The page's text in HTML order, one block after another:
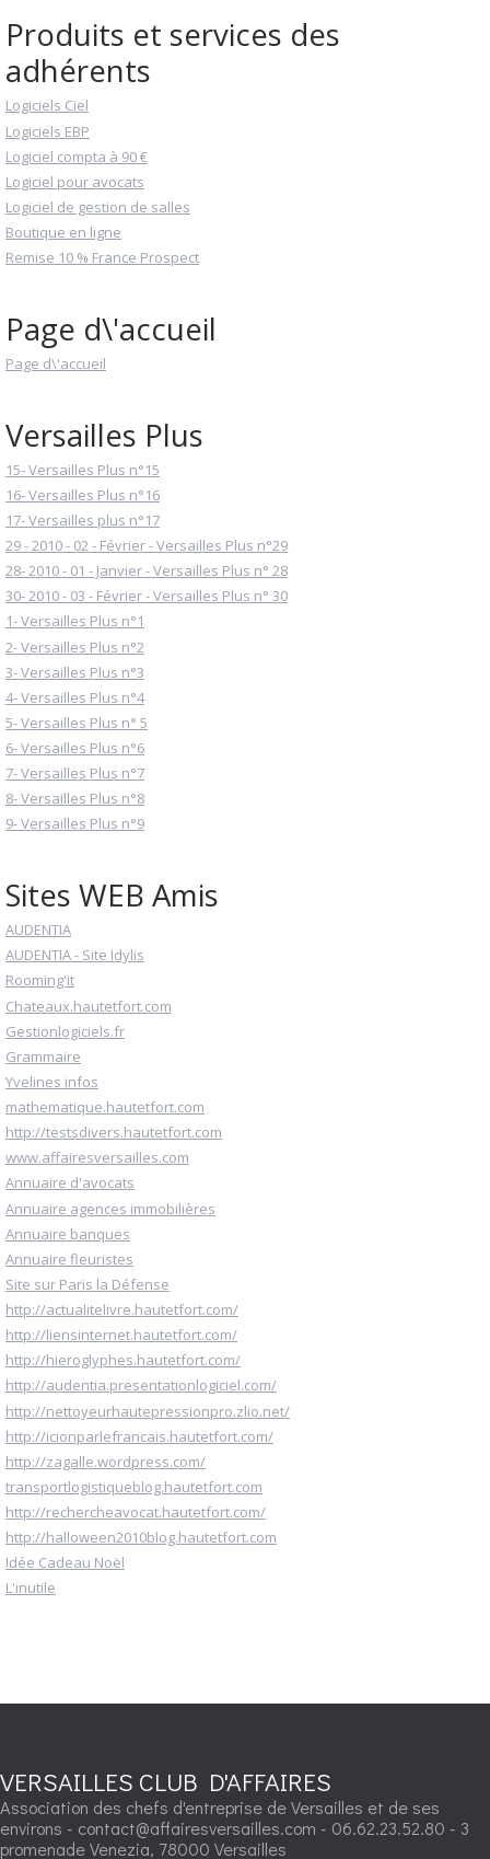
Produits et services des
adhérents
Logiciels Ciel
Logiciels EBP
Logiciel compta à 90 €
Logiciel pour avocats
Logiciel de gestion de salles
Boutique en ligne
Remise 10 % France Prospect
Page d\'accueil
Page d\'accueil
Versailles Plus
15- Versailles Plus n°15
16- Versailles Plus n°16
17- Versailles plus n°17
29 - 2010 - 02 - Février - Versailles Plus n°29
28- 2010 - 01 - Janvier - Versailles Plus n° 28
30- 2010 - 03 - Février - Versailles Plus n° 30
1- Versailles Plus n°1
2- Versailles Plus n°2
3- Versailles Plus n°3
4- Versailles Plus n°4
5- Versailles Plus n° 5
6- Versailles Plus n°6
7- Versailles Plus n°7
8- Versailles Plus n°8
9- Versailles Plus n°9
Sites WEB Amis
AUDENTIA
AUDENTIA - Site Idylis
Rooming'it
Chateaux.hautetfort.com
Gestionlogiciels.fr
Grammaire
Yvelines infos
mathematique.hautetfort.com
http://testsdivers.hautetfort.com
www.affairesversailles.com
Annuaire d'avocats
Annuaire agences immobilières
Annuaire banques
Annuaire fleuristes
Site sur Paris la Défense
http://actualitelivre.hautetfort.com/
http://liensinternet.hautetfort.com/
http://hieroglyphes.hautetfort.com/
http://audentia.presentationlogiciel.com/
http://nettoyeurhautepressionpro.zlio.net/
http://icionparlefrancais.hautetfort.com/
http://zagalle.wordpress.com/
transportlogistiqueblog.hautetfort.com
http://rechercheavocat.hautetfort.com/
http://halloween2010blog.hautetfort.com
Idée Cadeau Noël
L'inutile
VERSAILLES CLUB D'AFFAIRES
Association des chefs d'entreprise de Versailles et de ses
environs - contact@affairesversailles.com - 06.62.23.52.80 - 3
promenade Venezia, 78000 Versailles